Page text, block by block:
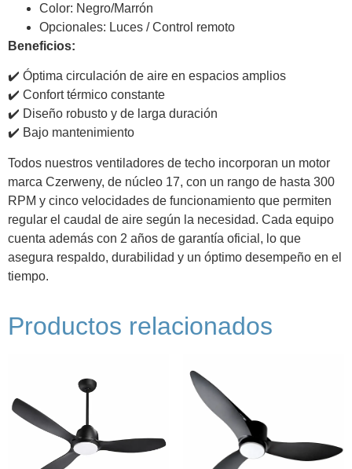
Color: Negro/Marrón
Opcionales: Luces / Control remoto
Beneficios:
✔️ Óptima circulación de aire en espacios amplios
✔️ Confort térmico constante
✔️ Diseño robusto y de larga duración
✔️ Bajo mantenimiento
Todos nuestros ventiladores de techo incorporan un motor
marca Czerweny, de núcleo 17, con un rango de hasta 300
RPM y cinco velocidades de funcionamiento que permiten
regular el caudal de aire según la necesidad. Cada equipo
cuenta además con 2 años de garantía oficial, lo que
asegura respaldo, durabilidad y un óptimo desempeño en el
tiempo.
Productos relacionados